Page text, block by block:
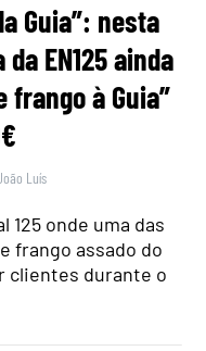
Guia”: nesta
EN125 ainda
frango à Guia”
Luís
125 onde uma das
frango assado do
clientes durante o